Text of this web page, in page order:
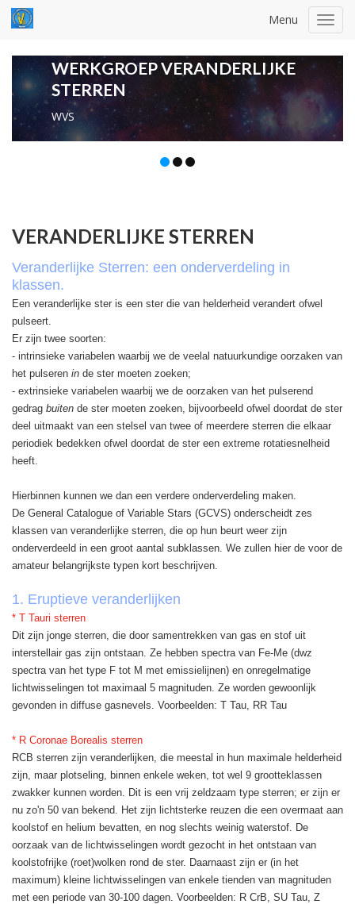
Menu
WERKGROEP VERANDERLIJKE
STERREN
WVS
VERANDERLIJKE STERREN
Veranderlijke Sterren: een onderverdeling in
klassen.
Een veranderlijke ster is een ster die van helderheid verandert ofwel
pulseert.
Er zijn twee soorten:
- intrinsieke variabelen waarbij we de veelal natuurkundige oorzaken van
het pulseren in de ster moeten zoeken;
- extrinsieke variabelen waarbij we de oorzaken van het pulserend
gedrag buiten de ster moeten zoeken, bijvoorbeeld ofwel doordat de ster
deel uitmaakt van een stelsel van twee of meerdere sterren die elkaar
periodiek bedekken ofwel doordat de ster een extreme rotatiesnelheid
heeft.
Hierbinnen kunnen we dan een verdere onderverdeling maken.
De General Catalogue of Variable Stars (GCVS) onderscheidt zes
klassen van veranderlijke sterren, die op hun beurt weer zijn
onderverdeeld in een groot aantal subklassen. We zullen hier de voor de
amateur belangrijkste typen kort beschrijven.
1. Eruptieve veranderlijken
* T Tauri sterren
Dit zijn jonge sterren, die door samentrekken van gas en stof uit
interstellair gas zijn ontstaan. Ze hebben spectra van Fe-Me (dwz
spectra van het type F tot M met emissielijnen) en onregelmatige
lichtwisselingen tot maximaal 5 magnituden. Ze worden gewoonlijk
gevonden in diffuse gasnevels. Voorbeelden: T Tau, RR Tau
* R Coronae Borealis sterren
RCB sterren zijn veranderlijken, die meestal in hun maximale helderheid
zijn, maar plotseling, binnen enkele weken, tot wel 9 grootteklassen
zwakker kunnen worden. Dit is een vrij zeldzaam type sterren; er zijn er
nu zo'n 50 van bekend. Het zijn lichtsterke reuzen die een overmaat aan
koolstof en helium bevatten, en nog slechts weinig waterstof. De
oorzaak van de lichtwisselingen wordt gezocht in het ontstaan van
koolstofrijke (roet)wolken rond de ster. Daarnaast zijn er (in het
maximum) kleine lichtwisselingen van enkele tienden van magnituden
met een periode van 30-100 dagen. Voorbeelden: R CrB, SU Tau, Z